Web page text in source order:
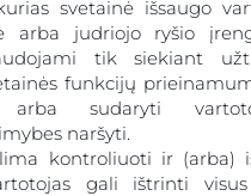
svetainė išsaugo
arba judriojo ryšio
tik siekiant
funkcijų
arba sudaryti
naršyti.
kontroliuoti ir (arba)
gali ištrinti